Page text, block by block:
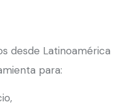
desde Latinoamérica
para: